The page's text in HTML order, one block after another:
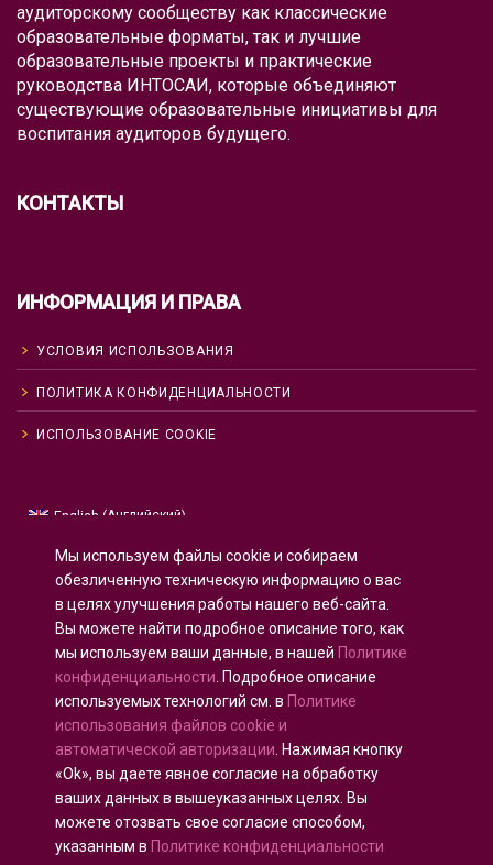
аудиторскому сообществу как классические
образовательные форматы, так и лучшие
образовательные проекты и практические
руководства ИНТОСАИ, которые объединяют
существующие образовательные инициативы для
воспитания аудиторов будущего.
КОНТАКТЫ
ИНФОРМАЦИЯ И ПРАВА
УСЛОВИЯ ИСПОЛЬЗОВАНИЯ
ПОЛИТИКА КОНФИДЕНЦИАЛЬНОСТИ
ИСПОЛЬЗОВАНИЕ COOKIE
English (Английский)
Русский
Español(Испанский)
Français( Французский )
Немецкий
العربية( Арабский )
Português(Португальский, Португалия )
Все права защищены © 2020 - 2025 U-INTOSAI
Цифровой университет для сообщества ИНТОСАИ
Мы используем файлы cookie и собираем
обезличенную техническую информацию о вас
в целях улучшения работы нашего веб-сайта.
Вы можете найти подробное описание того, как
мы используем ваши данные, в нашей Политике
конфиденциальности . Подробное описание
используемых технологий см. в Политике
использования файлов cookie и
автоматической авторизации . Нажимая кнопку
«Ok», вы даете явное согласие на обработку
ваших данных в вышеуказанных целях. Вы
можете отозвать свое согласие способом,
указанным в Политике конфиденциальности